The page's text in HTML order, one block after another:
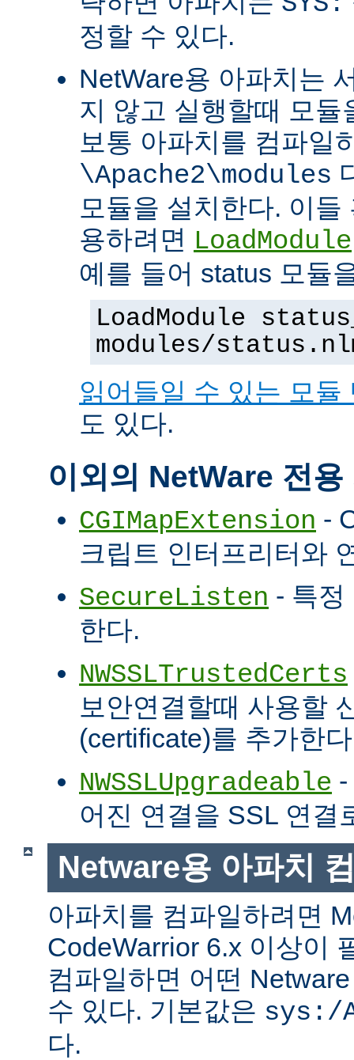
정할 수 있다.
NetWare용 아파치는
지 않고 실행할때 모듈
보통 아파치를 컴파일
\Apache2\modules
모듈을 설치한다. 이
용하려면 LoadModule
예를 들어 status 모듈
LoadModule
modules/
읽어들일 수 있는 모듈
도 있다.
이외의 NetWare 전
CGIMapExtension -
크립트 인터프리터와
SecureListen - 특정
한다.
NWSSLTrustedCerts
보안연결할때 사용할
(certificate)를 추가한
NWSSLUpgradeable
어진 연결을 SSL 연결
Netware용 아파치
아파치를 컴파일하려면
CodeWarrior 6.x 이상이
컴파일하면 어떤
수 있다. 기본값은 sys:/
다.